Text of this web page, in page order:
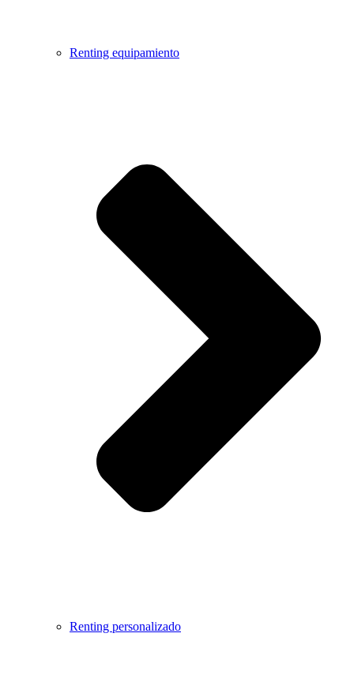
Renting equipamiento
Renting personalizado